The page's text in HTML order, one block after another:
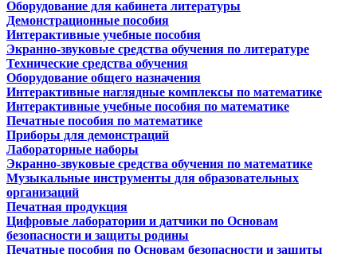
Оборудование для кабинета литературы
Демонстрационные пособия
Интерактивные учебные пособия
Экранно-звуковые средства обучения по литературе
Технические средства обучения
Оборудование общего назначения
Интерактивные наглядные комплексы по математике
Интерактивные учебные пособия по математике
Печатные пособия по математике
Приборы для демонстраций
Лабораторные наборы
Экранно-звуковые средства обучения по математике
Музыкальные инструменты для образовательных
организаций
Печатная продукция
Цифровые лаборатории и датчики по Основам
безопасности и защиты родины
Печатные пособия по Основам безопасности и защиты